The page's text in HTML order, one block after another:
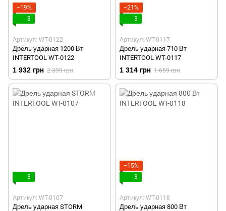
−19%
3
Артикул: WT-0122
Дрель ударная 1200 Вт
INTERTOOL WT-0122
1 932 грн 2 399 грн
−21%
3
Артикул: WT-0117
Дрель ударная 710 Вт
INTERTOOL WT-0117
1 314 грн 1 659 грн
3
Артикул: WT-0107
Дрель ударная STORM
−15%
3
Артикул: WT-0118
Дрель ударная 800 Вт